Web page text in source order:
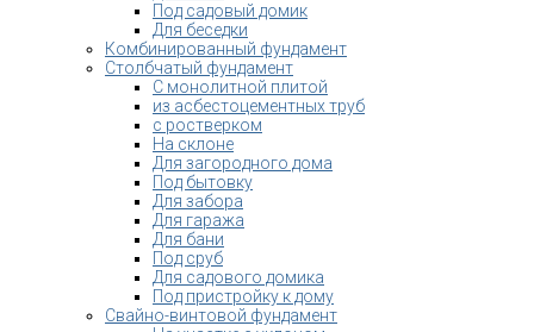
Под садовый домик
Для беседки
Комбинированный фундамент
Столбчатый фундамент
С монолитной плитой
из асбестоцементных труб
с ростверком
На склоне
Для загородного дома
Под бытовку
Для забора
Для гаража
Для бани
Под сруб
Для садового домика
Под пристройку к дому
Свайно-винтовой фундамент